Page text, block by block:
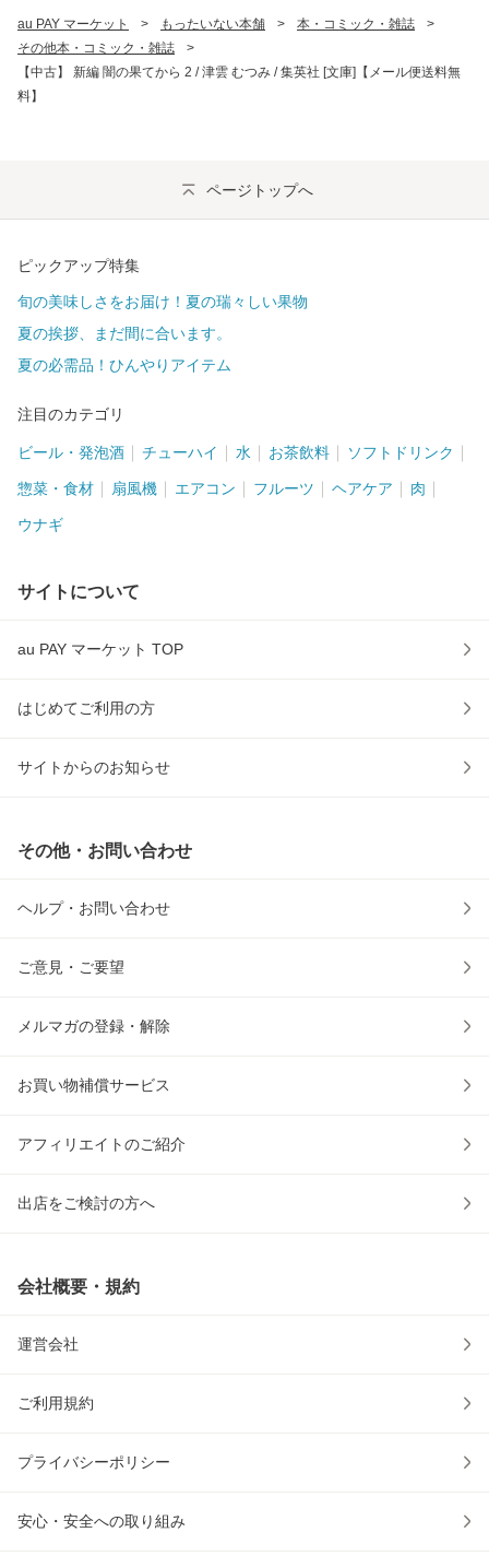
au PAY マーケット > もったいない本舗 > 本・コミック・雑誌
>
その他本・コミック・雑誌
>
【中古】 新編 闇の果てから 2 / 津雲 むつみ / 集英社 [文庫]【メール便送料無
料】
ページトップへ
ピックアップ特集
旬の美味しさをお届け！夏の瑞々しい果物
夏の挨拶、まだ間に合います。
夏の必需品！ひんやりアイテム
注目のカテゴリ
ビール・発泡酒 チューハイ 水 お茶飲料 ソフトドリンク
惣菜・食材 扇風機 エアコン フルーツ ヘアケア 肉
ウナギ
サイトについて
au PAY マーケット TOP
はじめてご利用の方
サイトからのお知らせ
その他・お問い合わせ
ヘルプ・お問い合わせ
ご意見・ご要望
メルマガの登録・解除
お買い物補償サービス
アフィリエイトのご紹介
出店をご検討の方へ
会社概要・規約
運営会社
ご利用規約
プライバシーポリシー
安心・安全への取り組み